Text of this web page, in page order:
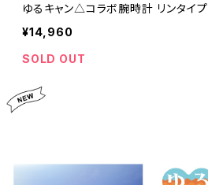
ゆるキャン△コラボ腕時計 リンタイプ
¥14,960
SOLD OUT